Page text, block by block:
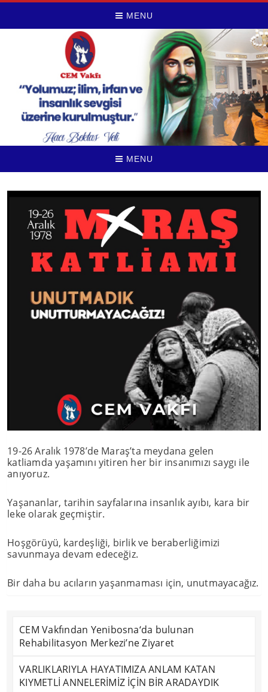
MENU
MENU
19-26 Aralık 1978’de Maraş’ta meydana gelen
katliamda yaşamını yitiren her bir insanımızı saygı ile
anıyoruz.
Yaşananlar, tarihin sayfalarına insanlık ayıbı, kara bir
leke olarak geçmiştir.
Hoşgörüyü, kardeşliği, birlik ve beraberliğimizi
savunmaya devam edeceğiz.
Bir daha bu acıların yaşanmaması için, unutmayacağız.
CEM Vakfından Yenibosna‘da bulunan
Rehabilitasyon Merkezi’ne Ziyaret
VARLIKLARIYLA HAYATIMIZA ANLAM KATAN
KIYMETLİ ANNELERİMİZ İÇİN BİR ARADAYDIK